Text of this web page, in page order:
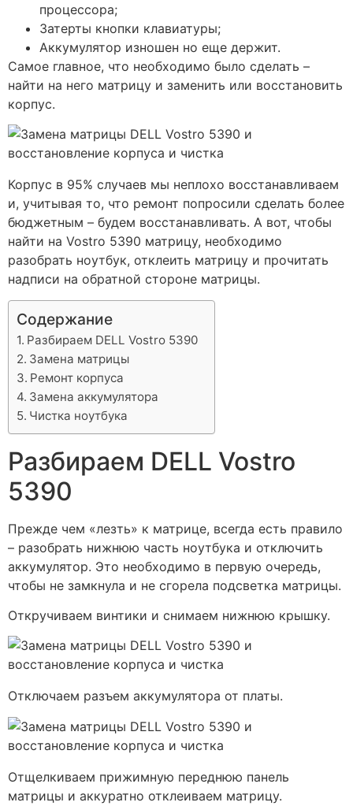
процессора;
Затерты кнопки клавиатуры;
Аккумулятор изношен но еще держит.
Самое главное, что необходимо было сделать –
найти на него матрицу и заменить или восстановить
корпус.
Корпус в 95% случаев мы неплохо восстанавливаем
и, учитывая то, что ремонт попросили сделать более
бюджетным – будем восстанавливать. А вот, чтобы
найти на Vostro 5390 матрицу, необходимо
разобрать ноутбук, отклеить матрицу и прочитать
надписи на обратной стороне матрицы.
Содержание
Разбираем DELL Vostro 5390
Замена матрицы
Ремонт корпуса
Замена аккумулятора
Чистка ноутбука
Разбираем DELL Vostro
5390
Прежде чем «лезть» к матрице, всегда есть правило
– разобрать нижнюю часть ноутбука и отключить
аккумулятор. Это необходимо в первую очередь,
чтобы не замкнула и не сгорела подсветка матрицы.
Откручиваем винтики и снимаем нижнюю крышку.
Отключаем разъем аккумулятора от платы.
Отщелкиваем прижимную переднюю панель
матрицы и аккуратно отклеиваем матрицу.